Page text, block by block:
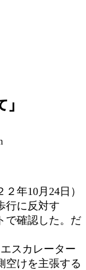
年10月24日）
行に反対す
で確認した。だ
スカレーター
空けを主張する